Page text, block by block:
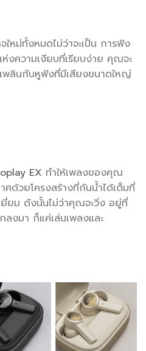
หม่ทั้งหมดไม่ว่าจะเป็น การฟัง
ห่งความเงียบที่เรียบง่าย คุณจะ
พลินกับหูฟังที่มีเสียงขนาดใหญ่
EX ทำให้เพลงของคุณ
ศด้วยโครงสร้างที่กันน้ำได้เต็มที่
ยม ดังนั้นไม่ว่าคุณจะวิ่ง อยู่ที่
งมา ก็แค่เล่นเพลงและ